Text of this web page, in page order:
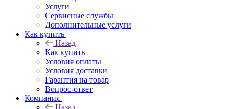
Услуги
Сервисные службы
Дополнительные услуги
Как купить
Назад
Как купить
Условия оплаты
Условия доставки
Гарантия на товар
Вопрос-ответ
Компания
Назад